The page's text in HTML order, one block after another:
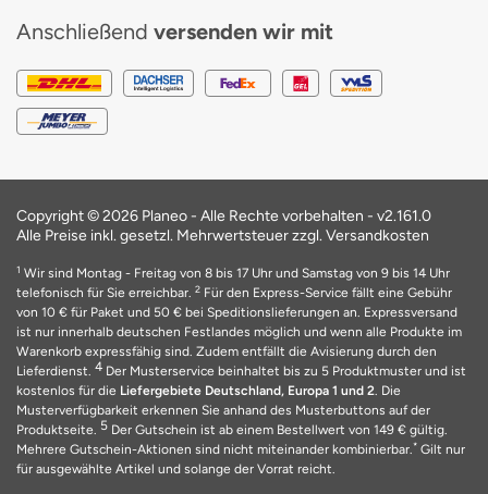
Anschließend versenden wir mit
Copyright © 2026 Planeo - Alle Rechte vorbehalten - v2.161.0
Alle Preise inkl. gesetzl. Mehrwertsteuer zzgl. Versandkosten
1 Wir sind Montag - Freitag von 8 bis 17 Uhr und Samstag von 9 bis 14 Uhr
telefonisch für Sie erreichbar. 2 Für den Express-Service fällt eine Gebühr
von 10 € für Paket und 50 € bei Speditionslieferungen an. Expressversand
ist nur innerhalb deutschen Festlandes möglich und wenn alle Produkte im
Warenkorb expressfähig sind. Zudem entfällt die Avisierung durch den
Lieferdienst. 4 Der Musterservice beinhaltet bis zu 5 Produktmuster und ist
kostenlos für die Liefergebiete Deutschland, Europa 1 und 2. Die
Musterverfügbarkeit erkennen Sie anhand des Musterbuttons auf der
Produktseite. 5 Der Gutschein ist ab einem Bestellwert von 149 € gültig.
Mehrere Gutschein-Aktionen sind nicht miteinander kombinierbar.* Gilt nur
für ausgewählte Artikel und solange der Vorrat reicht.